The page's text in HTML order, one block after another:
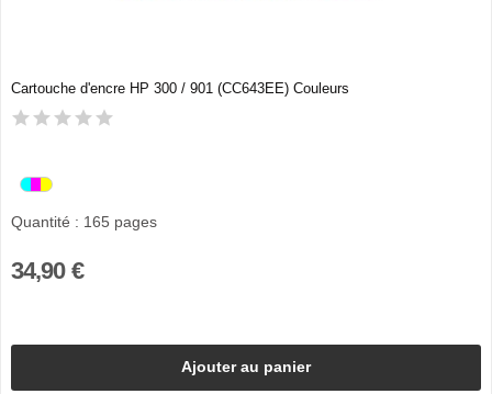
Cartouche d'encre HP 300 / 901 (CC643EE) Couleurs
Quantité : 165 pages
34,90 €
Ajouter au panier